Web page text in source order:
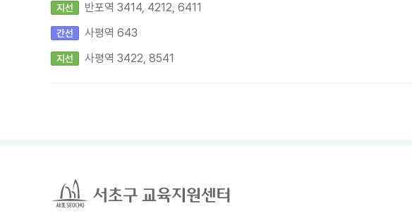
지선 반포역 3414, 4212, 6411
간선 사평역 643
지선 사평역 3422, 8541